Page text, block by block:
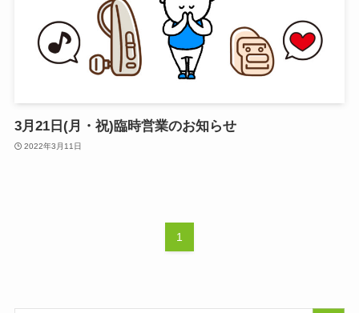
3月21日(月・祝)臨時営業のお知らせ
2022年3月11日
1